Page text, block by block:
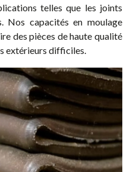
telles que les joints
Nos capacités en moulage
des pièces de haute qualité
extérieurs difficiles.